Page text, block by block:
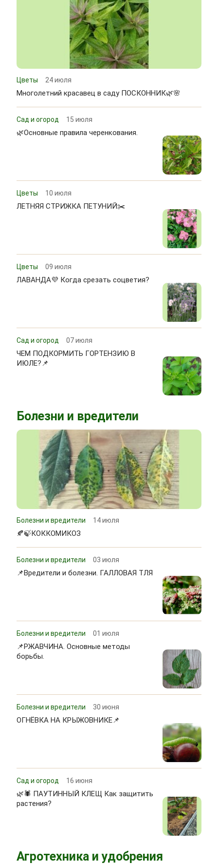
Цветы 24 июля
Многолетний красавец в саду ПОСКОННИК🌿🌸
Сад и огород 15 июля
🌿Основные правила черенкования.
Цветы 10 июля
ЛЕТНЯЯ СТРИЖКА ПЕТУНИЙ✂️
Цветы 09 июля
ЛАВАНДА💜 Когда срезать соцветия?
Сад и огород 07 июля
ЧЕМ ПОДКОРМИТЬ ГОРТЕНЗИЮ В
ИЮЛЕ?📌
Болезни и вредители
Болезни и вредители 14 июля
🍂🍃КОККОМИКОЗ
Болезни и вредители 03 июля
📌Вредители и болезни. ГАЛЛОВАЯ ТЛЯ
Болезни и вредители 01 июля
📌РЖАВЧИНА. Основные методы
борьбы.
Болезни и вредители 30 июня
ОГНЁВКА НА КРЫЖОВНИКЕ📌
Сад и огород 16 июня
🌿🕷 ПАУТИННЫЙ КЛЕЩ Как защитить
растения?
Агротехника и удобрения